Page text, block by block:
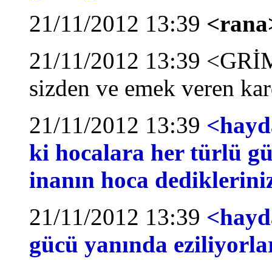
21/11/2012 13:39
21/11/2012 13:39
sizden ve emek veren
21/11/2012 13:39
ki hocalara her türlü
inanın hoca
21/11/2012 13:39
gücü yanında